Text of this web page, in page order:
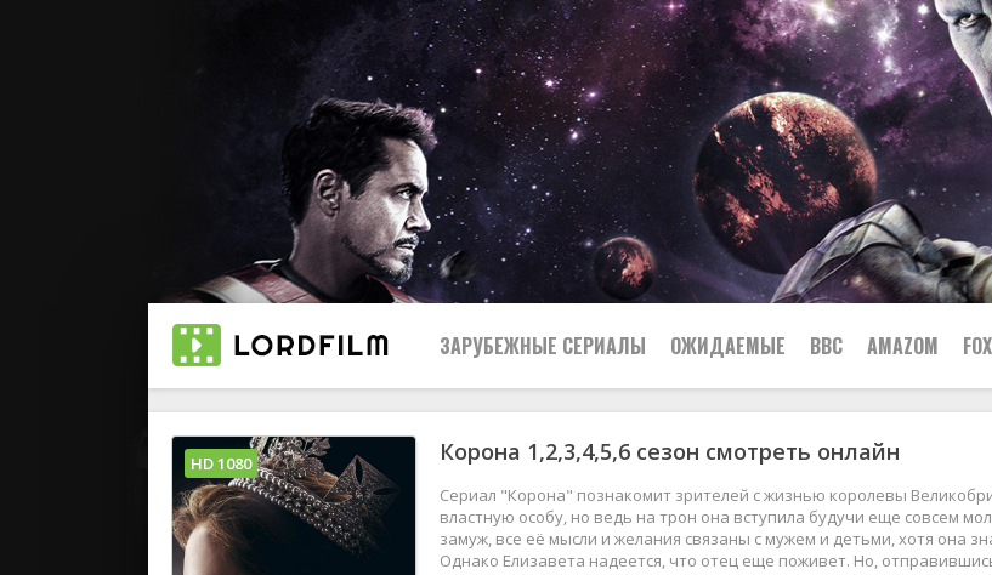
ЗАРУБЕЖНЫЕ СЕРИАЛЫ
Все
2019
2018
Боевики
Приключения
ОЖИДАЕМЫЕ BBC AMAZOM FOX
Корона 1,2,3,4,5,6 сезон смотреть онлайн
Сериал "Корона" познакомит зрителей с жизнью королевы
властную особу, но ведь на трон она вступила будучи еще совсем
замуж, все её мысли и желания связаны с мужем и детьми, хотя она
Однако Елизавета надеется, что отец еще поживет. Но,
HD 1080